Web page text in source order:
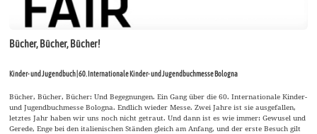
Bücher, Bücher, Bücher!
Kinder- und Jugendbuch | 60. Internationale Kinder- und Jugendbuchmesse Bologna
Bücher, Bücher, Bücher: Und Begegnungen. Ein Gang über die 60. Internationale Kinder-
und Jugendbuchmesse Bologna. Endlich wieder Messe. Zwei Jahre ist sie ausgefallen,
letztes Jahr haben wir uns noch nicht getraut. Und dann ist es wie immer: Gewusel und
Gerede, Enge bei den italienischen Ständen gleich am Anfang, und der erste Besuch gilt